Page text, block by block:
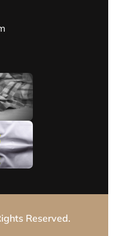
Reserved.